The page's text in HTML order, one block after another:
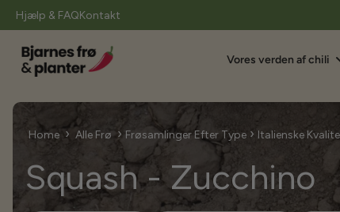
Hjælp & FAQKontakt
Vores verden af chili
Home › Alle Frø › Frøsamlinger Efter Type › Italienske
Squash - Zucchino